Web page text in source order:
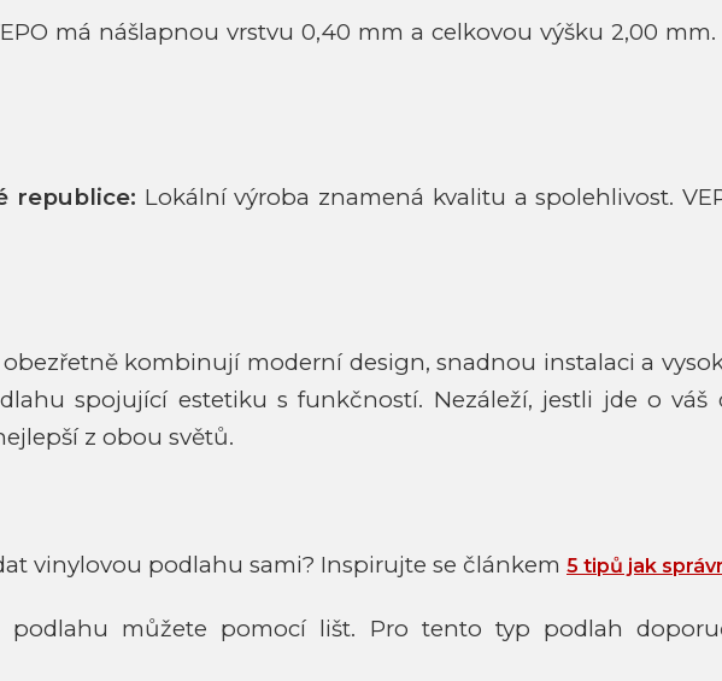
má nášlapnou vrstvu 0,40 mm a celkovou výšku 2,00 mm.
republice: Lokální výroba znamená kvalitu a spolehlivost.
obezřetně kombinují moderní design, snadnou instalaci a
spojující estetiku s funkčností. Nezáleží, jestli jde o
z obou světů.
vinylovou podlahu sami? Inspirujte se článkem 5 tipů jak
můžete pomocí lišt. Pro tento typ podlah